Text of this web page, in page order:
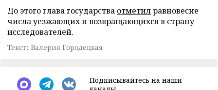
До этого глава государства отметилравновесие
числа уезжающих и возвращающихся в страну
исследователей.
Текст: Валерия Городецкая
Подписывайтесь на наши